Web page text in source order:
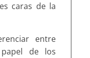
caras de la
entre
de los